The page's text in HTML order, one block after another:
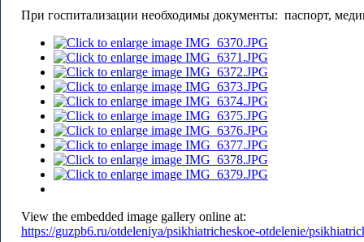
При госпитализации необходимы документы: паспорт,
View the embedded image gallery online at:
https://guzpb6.ru/otdeleniya/psikhiatricheskoe-otdelenie/